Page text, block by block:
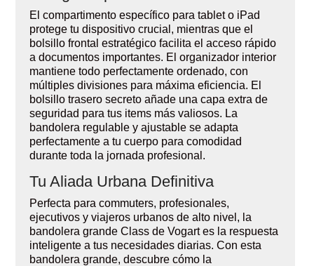
El compartimento específico para tablet o iPad
protege tu dispositivo crucial, mientras que el
bolsillo frontal estratégico facilita el acceso rápido
a documentos importantes. El organizador interior
mantiene todo perfectamente ordenado, con
múltiples divisiones para máxima eficiencia. El
bolsillo trasero secreto añade una capa extra de
seguridad para tus items más valiosos. La
bandolera regulable y ajustable se adapta
perfectamente a tu cuerpo para comodidad
durante toda la jornada profesional.
Tu Aliada Urbana Definitiva
Perfecta para commuters, profesionales,
ejecutivos y viajeros urbanos de alto nivel, la
bandolera grande Class de Vogart es la respuesta
inteligente a tus necesidades diarias. Con esta
bandolera grande, descubre cómo la